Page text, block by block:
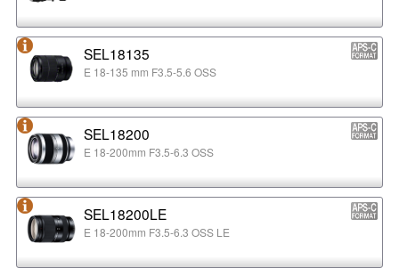
SEL18135
E 18-135 mm F3.5-5.6 OSS
SEL18200
E 18-200mm F3.5-6.3 OSS
SEL18200LE
E 18-200mm F3.5-6.3 OSS LE